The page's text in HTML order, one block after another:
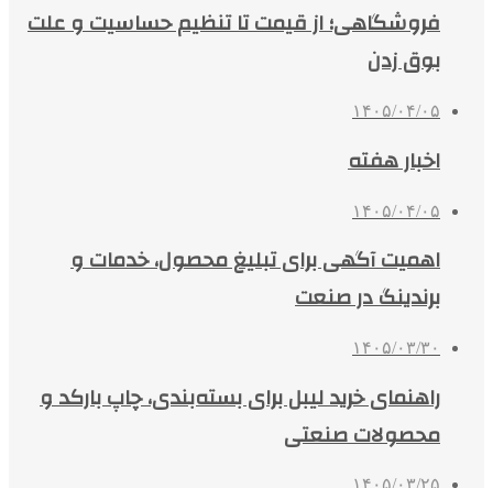
فروشگاهی؛ از قیمت تا تنظیم حساسیت و علت
بوق زدن
۱۴۰۵/۰۴/۰۵
اخبار هفته
۱۴۰۵/۰۴/۰۵
اهمیت آگهی برای تبلیغ محصول، خدمات و
برندینگ در صنعت
۱۴۰۵/۰۳/۳۰
راهنمای خرید لیبل برای بسته‌بندی، چاپ بارکد و
محصولات صنعتی